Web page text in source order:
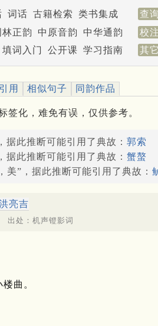
词话 古籍检索 类书集成 查询
林正韵 中原音韵 中华通韵 校注
填词入门 公开课 学习指南 其它
用 相似句子 同韵作品
签化，难免有误，仅供参考。
据此推断可能引用了典故： 郭索
据此推断可能引用了典故： 蟹螯
美”，据此推断可能引用了典故：
亮吉
处：机声镫影词
楼曲。